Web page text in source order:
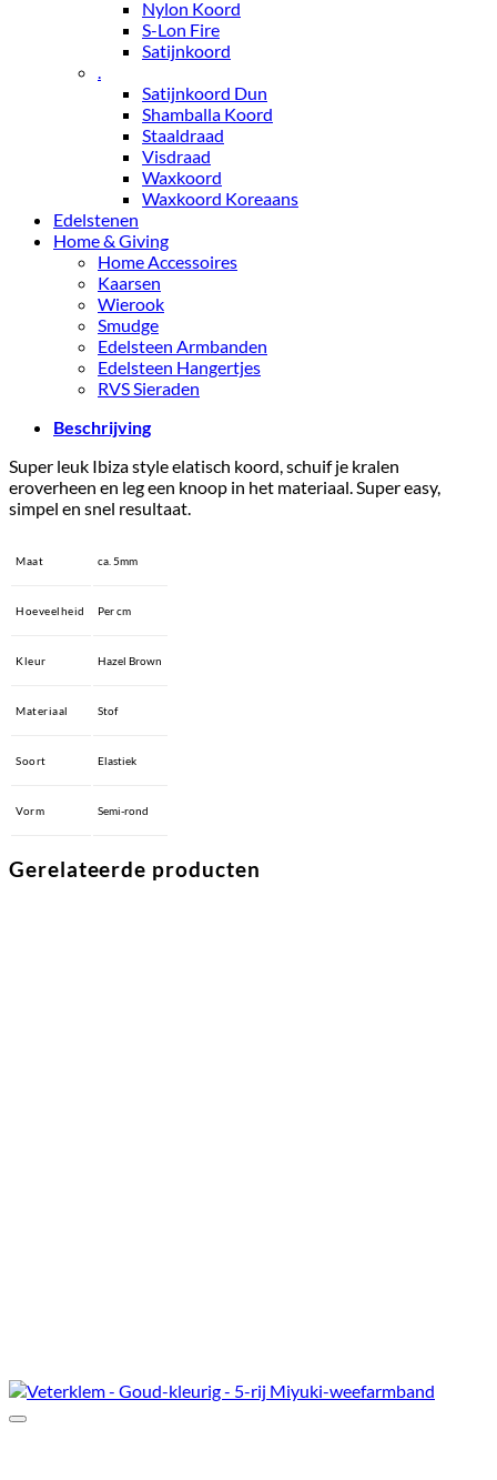
Nylon Koord
S-Lon Fire
Satijnkoord
.
Satijnkoord Dun
Shamballa Koord
Staaldraad
Visdraad
Waxkoord
Waxkoord Koreaans
Edelstenen
Home & Giving
Home Accessoires
Kaarsen
Wierook
Smudge
Edelsteen Armbanden
Edelsteen Hangertjes
RVS Sieraden
Beschrijving
Super leuk Ibiza style elatisch koord, schuif je kralen
eroverheen en leg een knoop in het materiaal. Super easy,
simpel en snel resultaat.
Maat ca. 5mm
Hoeveelheid Per cm
Kleur Hazel Brown
Materiaal Stof
Soort Elastiek
Vorm Semi-rond
Gerelateerde producten